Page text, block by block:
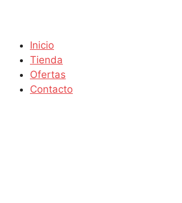
Inicio
Tienda
Ofertas
Contacto